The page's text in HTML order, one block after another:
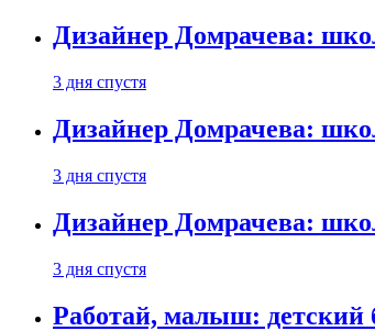
Дизайнер Домрачева:
3 дня спустя
Дизайнер Домрачева:
3 дня спустя
Дизайнер Домрачева:
3 дня спустя
Работай, малыш: детский